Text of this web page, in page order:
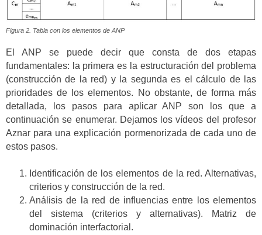
Figura 2. Tabla con los elementos de ANP
El ANP se puede decir que consta de dos etapas
fundamentales: la primera es la estructuración del problema
(construcción de la red) y la segunda es el cálculo de las
prioridades de los elementos. No obstante, de forma más
detallada, los pasos para aplicar ANP son los que a
continuación se enumerar. Dejamos los vídeos del profesor
Aznar para una explicación pormenorizada de cada uno de
estos pasos.
Identificación de los elementos de la red. Alternativas,
criterios y construcción de la red.
Análisis de la red de influencias entre los elementos
del sistema (criterios y alternativas). Matriz de
dominación interfactorial.